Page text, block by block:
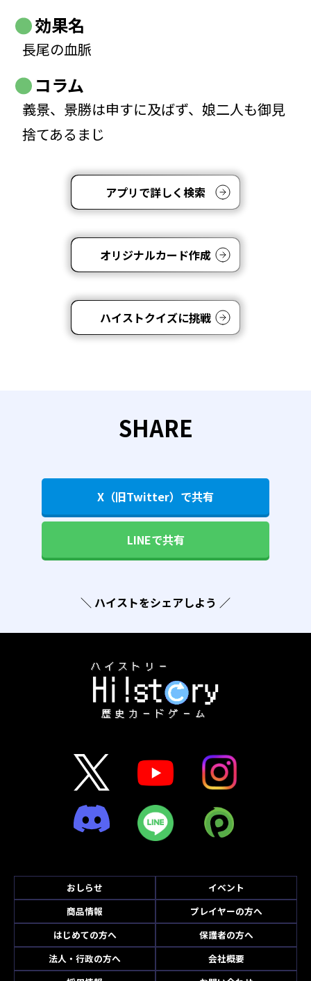
効果名
長尾の血脈
コラム
義景、景勝は申すに及ばず、娘二人も御見
捨てあるまじ
アプリで詳しく検索
オリジナルカード作成
ハイストクイズに挑戦
SHARE
X（旧Twitter）で共有
LINEで共有
＼ ハイストをシェアしよう ／
おしらせ
イベント
商品情報
プレイヤーの方へ
はじめての方へ
保護者の方へ
法人・行政の方へ
会社概要